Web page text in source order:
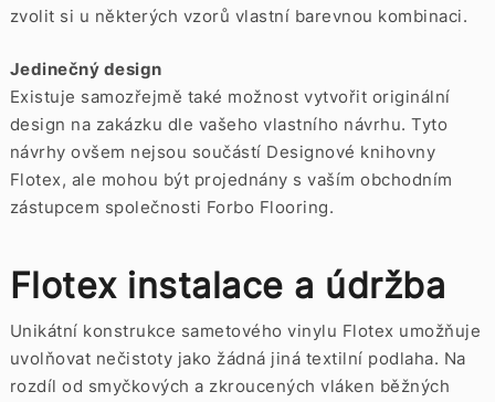
zvolit si u některých vzorů vlastní barevnou kombinaci.
Jedinečný design
Existuje samozřejmě také možnost vytvořit originální
design na zakázku dle vašeho vlastního návrhu. Tyto
návrhy ovšem nejsou součástí Designové knihovny
Flotex, ale mohou být projednány s vaším obchodním
zástupcem společnosti Forbo Flooring.
Flotex instalace a údržba
Unikátní konstrukce sametového vinylu Flotex umožňuje
uvolňovat nečistoty jako žádná jiná textilní podlaha. Na
rozdíl od smyčkových a zkroucených vláken běžných